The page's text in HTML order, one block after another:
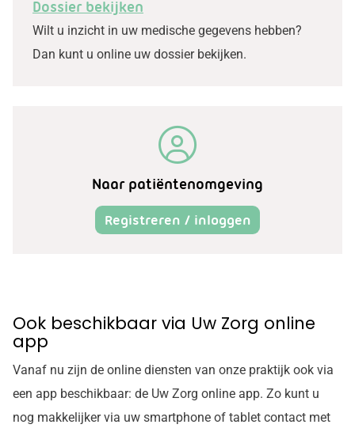
Dossier bekijken
Wilt u inzicht in uw medische gegevens hebben?
Dan kunt u online uw dossier bekijken.
Naar patiëntenomgeving
Registreren / inloggen
Ook beschikbaar via Uw Zorg online
app
Vanaf nu zijn de online diensten van onze praktijk ook via
een app beschikbaar: de Uw Zorg online app. Zo kunt u
nog makkelijker via uw smartphone of tablet contact met